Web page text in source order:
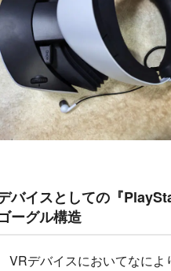
バイスとしての『
ーグル構造
VRデバイスにおいてなによ